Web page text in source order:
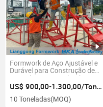
Formwork de Aço Ajustável e
Durável para Construção de
Lajes de Concreto de Alta
Pressão
US$ 900,00-1.300,00/Tonelada
10 Toneladas(MOQ)